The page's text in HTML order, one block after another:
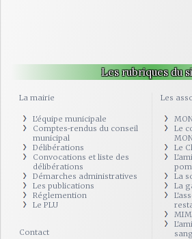
Les rubriques du
La mairie
L'équipe municipale
Comptes-rendus du conseil
municipal
Délibérations
Convocations et liste des
délibérations
Démarches administratives
Les publications
Réglemention
Le PLU
Contact
Les
Le
Le
La
La
sang